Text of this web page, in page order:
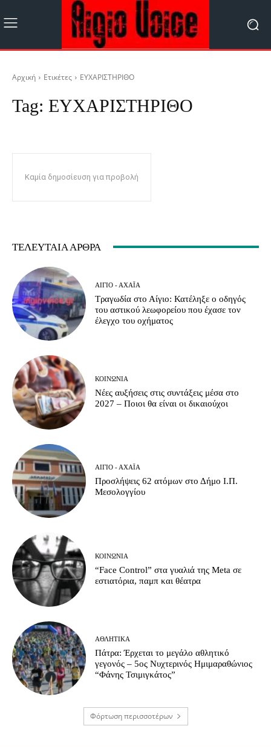
Αρχική Ετικέτες ΕΥΧΑΡΙΣΤΗΡΙΘΟ
Tag: ΕΥΧΑΡΙΣΤΗΡΙΘΟ
Καμία δημοσίευση για προβολή
ΤΕΛΕΥΤΑΊΑ ΆΡΘΡΑ
ΑΊΓΙΟ - ΑΧΑΪ́Α
Τραγωδία στο Αίγιο: Κατέληξε ο οδηγός
του αστικού λεωφορείου που έχασε τον
έλεγχο του οχήματος
ΚΟΙΝΩΝΊΑ
Νέες αυξήσεις στις συντάξεις μέσα στο
2027 – Ποιοι θα είναι οι δικαιούχοι
ΑΊΓΙΟ - ΑΧΑΪ́Α
Προσλήψεις 62 ατόμων στο Δήμο Ι.Π.
Μεσολογγίου
ΚΟΙΝΩΝΊΑ
“Face Control” στα γυαλιά της Meta σε
εστιατόρια, παμπ και θέατρα
ΑΘΛΗΤΙΚΆ
Πάτρα: Έρχεται το μεγάλο αθλητικό
γεγονός – 5ος Νυχτερινός Ημιμαραθώνιος
“Φάνης Τσιμιγκάτος”
Φόρτωση περισσοτέρων